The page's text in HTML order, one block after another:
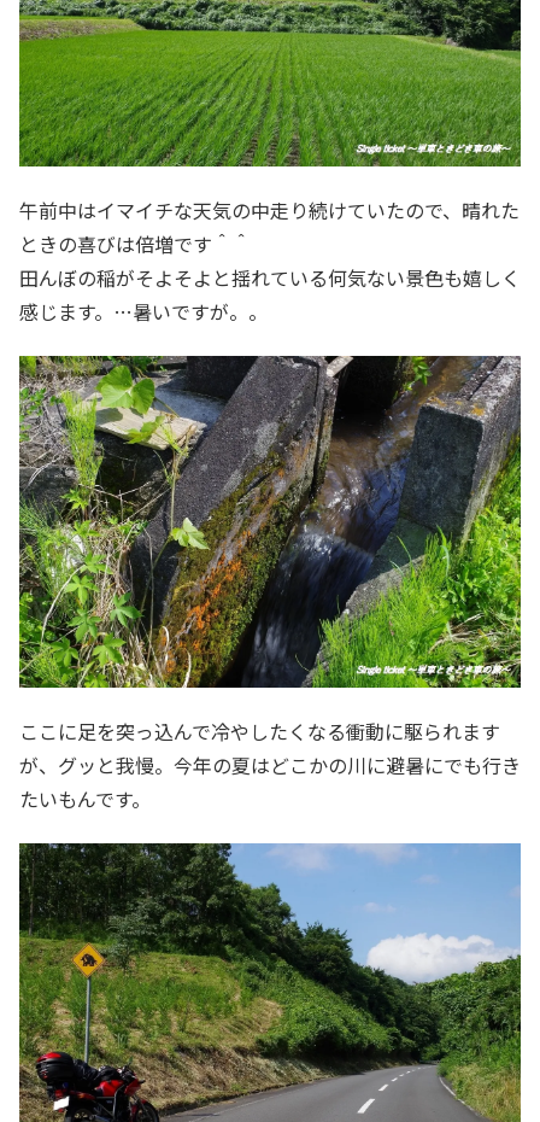
午前中はイマイチな天気の中走り続けていたので、晴れた
ときの喜びは倍増です＾＾
田んぼの稲がそよそよと揺れている何気ない景色も嬉しく
感じます。…暑いですが。。
ここに足を突っ込んで冷やしたくなる衝動に駆られます
が、グッと我慢。今年の夏はどこかの川に避暑にでも行き
たいもんです。